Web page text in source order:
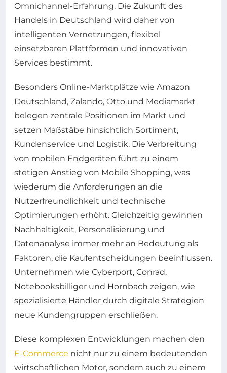
Omnichannel-Erfahrung. Die Zukunft des
Handels in Deutschland wird daher von
intelligenten Vernetzungen, flexibel
einsetzbaren Plattformen und innovativen
Services bestimmt.
Besonders Online-Marktplätze wie Amazon
Deutschland, Zalando, Otto und Mediamarkt
belegen zentrale Positionen im Markt und
setzen Maßstäbe hinsichtlich Sortiment,
Kundenservice und Logistik. Die Verbreitung
von mobilen Endgeräten führt zu einem
stetigen Anstieg von Mobile Shopping, was
wiederum die Anforderungen an die
Nutzerfreundlichkeit und technische
Optimierungen erhöht. Gleichzeitig gewinnen
Nachhaltigkeit, Personalisierung und
Datenanalyse immer mehr an Bedeutung als
Faktoren, die Kaufentscheidungen beeinflussen.
Unternehmen wie Cyberport, Conrad,
Notebooksbilliger und Hornbach zeigen, wie
spezialisierte Händler durch digitale Strategien
neue Kundengruppen erschließen.
Diese komplexen Entwicklungen machen den
E-Commerce nicht nur zu einem bedeutenden
wirtschaftlichen Motor, sondern auch zu einem